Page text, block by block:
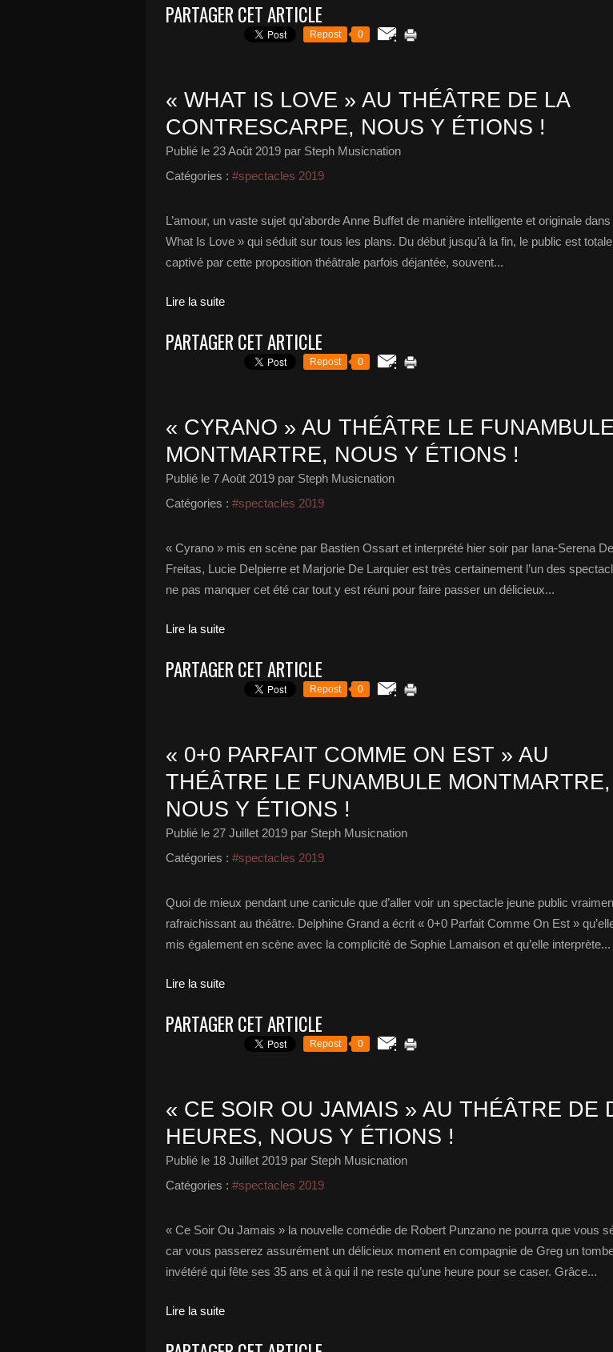
PARTAGER CET ARTICLE
Repost 0
« WHAT IS LOVE » AU THÉÂTRE DE LA
CONTRESCARPE, NOUS Y ÉTIONS !
Publié le 23 Août 2019 par Steph Musicnation
Catégories : #spectacles 2019
L’amour, un vaste sujet qu’aborde Anne Buffet de manière intelligente et originale dans
What Is Love » qui séduit sur tous les plans. Du début jusqu’à la fin, le public est
captivé par cette proposition théâtrale parfois déjantée, souvent...
Lire la suite
PARTAGER CET ARTICLE
Repost 0
« CYRANO » AU THÉÂTRE LE FUNAMBULE
MONTMARTRE, NOUS Y ÉTIONS !
Publié le 7 Août 2019 par Steph Musicnation
Catégories : #spectacles 2019
« Cyrano » mis en scène par Bastien Ossart et interprété hier soir par Iana-Serena De
Freitas, Lucie Delpierre et Marjorie De Larquier est très certainement l’un des
ne pas manquer cet été car tout y est réuni pour faire passer un délicieux...
Lire la suite
PARTAGER CET ARTICLE
Repost 0
« 0+0 PARFAIT COMME ON EST » AU
THÉÂTRE LE FUNAMBULE MONTMARTRE,
NOUS Y ÉTIONS !
Publié le 27 Juillet 2019 par Steph Musicnation
Catégories : #spectacles 2019
Quoi de mieux pendant une canicule que d’aller voir un spectacle jeune public
rafraichissant au théâtre. Delphine Grand a écrit « 0+0 Parfait Comme On Est »
mis également en scène avec la complicité de Sophie Lamaison et qu’elle interprète...
Lire la suite
PARTAGER CET ARTICLE
Repost 0
« CE SOIR OU JAMAIS » AU THÉÂTRE DE
HEURES, NOUS Y ÉTIONS !
Publié le 18 Juillet 2019 par Steph Musicnation
Catégories : #spectacles 2019
« Ce Soir Ou Jamais » la nouvelle comédie de Robert Punzano ne pourra que vous
car vous passerez assurément un délicieux moment en compagnie de Greg un
invétéré qui fête ses 35 ans et à qui il ne reste qu’une heure pour se caser. Grâce...
Lire la suite